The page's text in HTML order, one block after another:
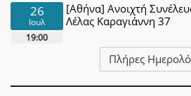
26
Ιουλ
19:00
[Αθήνα] Ανοιχτή
Λέλας Καραγιάννη 37
Πλήρες